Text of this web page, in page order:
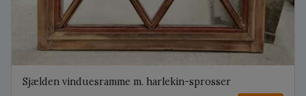
Sjælden vinduesramme m. harlekin-sprosser